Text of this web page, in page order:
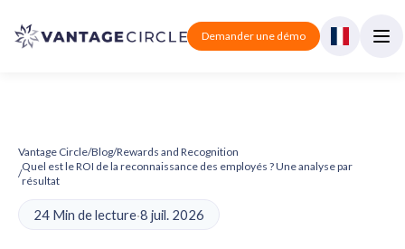
Demander une démo
Vantage Circle/Blog/Rewards and Recognition
/
Quel est le ROI de la reconnaissance des employés ? Une analyse par
résultat
24 Min de lecture·8 juil. 2026